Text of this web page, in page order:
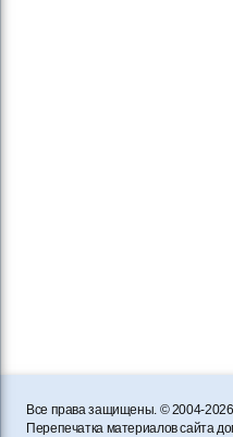
Все права защищены. © 2004-
Перепечатка материалов сайта